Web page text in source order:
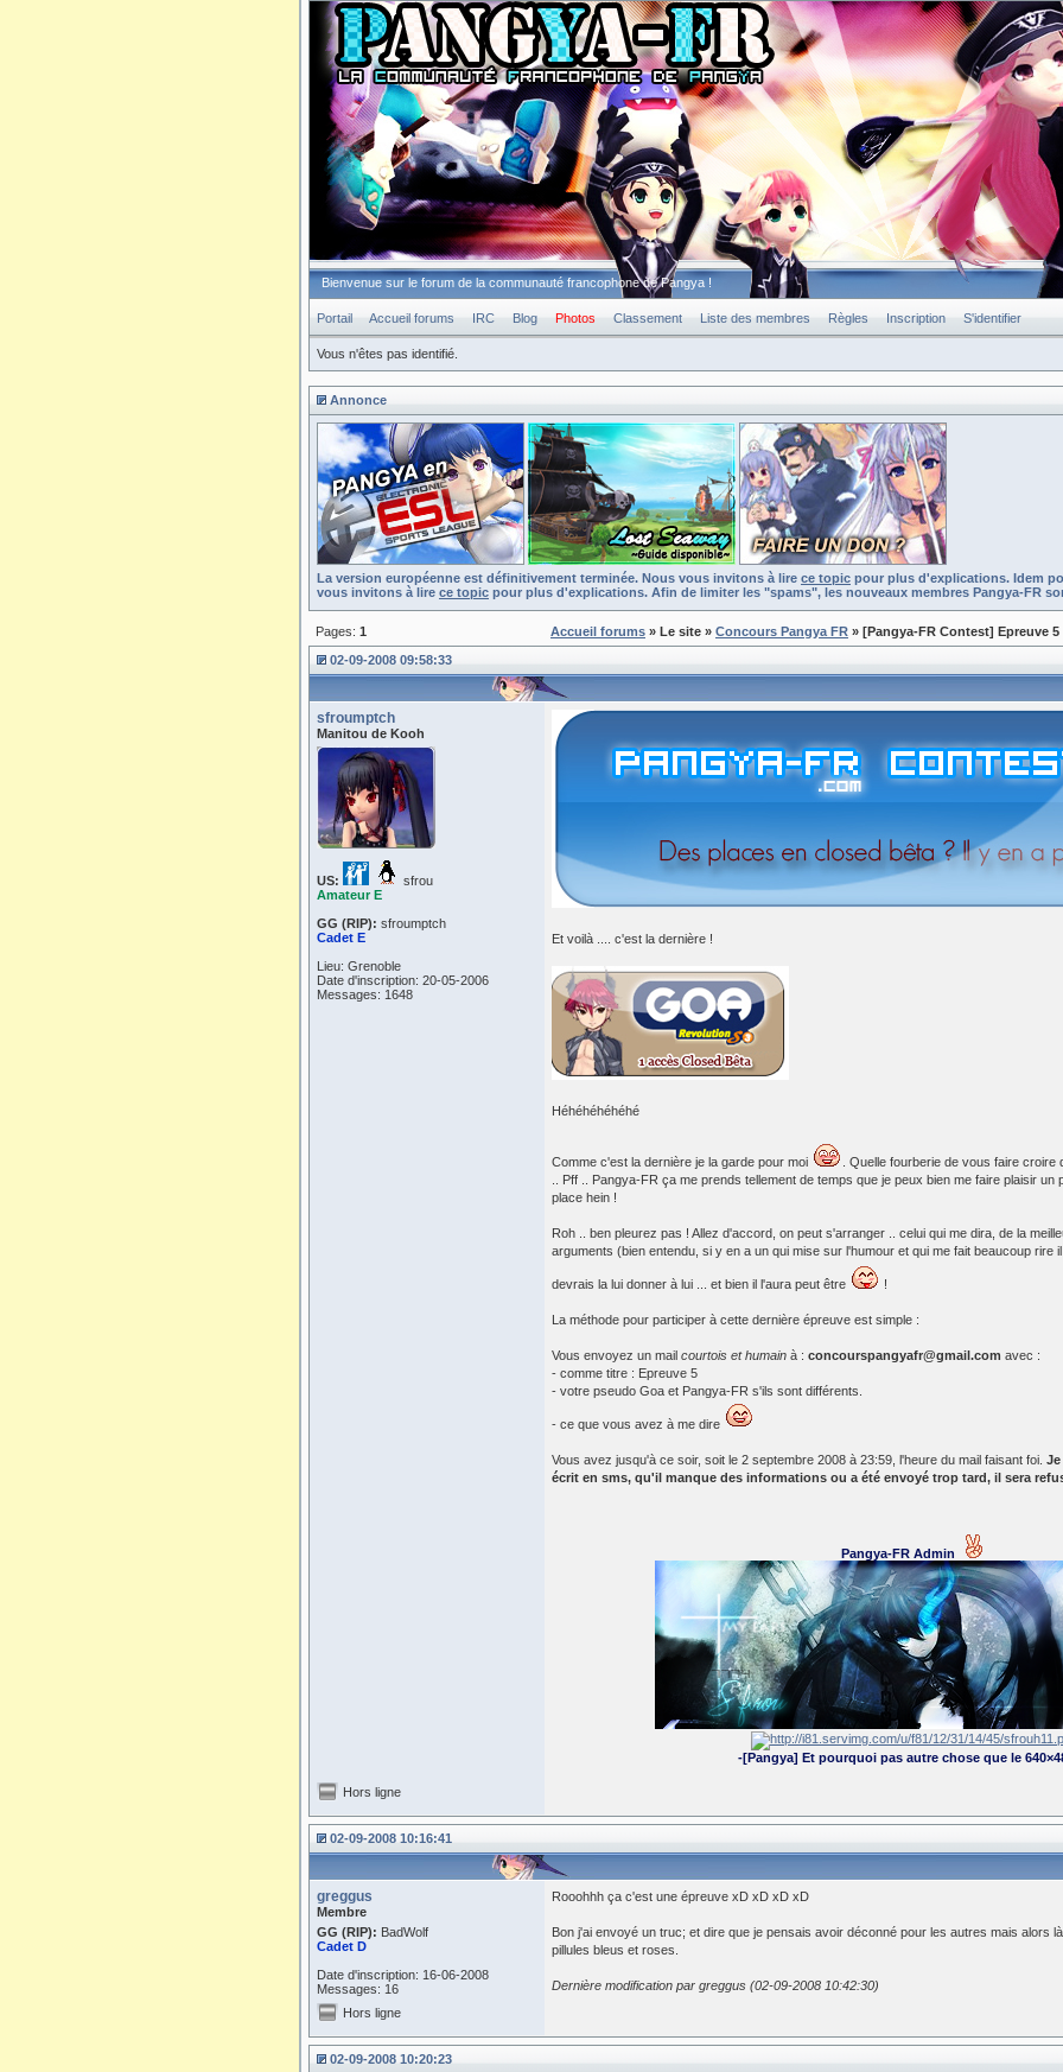
Bienvenue sur le forum de la communauté francophone de Pangya !
Portail Accueil forums IRC Blog Photos Classement Liste des membres Règles Inscription S'identifier
Vous n'êtes pas identifié.
Annonce
La version européenne est définitivement terminée. Nous vous invitons à lire ce topic pour plus d'explications. Idem
vous invitons à lire ce topic pour plus d'explications. Afin de limiter les "spams", les nouveaux membres Pangya-FR
Pages: 1 Accueil forums » Le site » Concours Pangya FR » [Pangya-FR Contest] Epreuve 5
02-09-2008 09:58:33
sfroumptch
Manitou de Kooh
US:
sfrou
Amateur E
GG (RIP): sfroumptch
Cadet E
Lieu: Grenoble
Date d'inscription: 20-05-2006
Messages: 1648
Et voilà .... c'est la dernière !
Héhéhéhéhéhé
Comme c'est la dernière je la garde pour moi
. Quelle fourberie de vous faire
.. Pff .. Pangya-FR ça me prends tellement de temps que je peux bien me faire plaisir un
place hein !
Roh .. ben pleurez pas ! Allez d'accord, on peut s'arranger .. celui qui me dira, de la
arguments (bien entendu, si y en a un qui mise sur l'humour et qui me fait beaucoup rire
devrais la lui donner à lui ... et bien il l'aura peut être !
La méthode pour participer à cette dernière épreuve est simple :
Vous envoyez un mail courtois et humain à : concourspangyafr@gmail.com avec :
- comme titre : Epreuve 5
- votre pseudo Goa et Pangya-FR s'ils sont différents.
- ce que vous avez à me dire
Vous avez jusqu'à ce soir, soit le 2 septembre 2008 à 23:59, l'heure du mail faisant foi.
écrit en sms, qu'il manque des informations ou a été envoyé trop tard, il sera
Pangya-FR Admin
-[Pangya] Et pourquoi pas autre chose que le
Hors ligne
02-09-2008 10:16:41
greggus
Membre
GG (RIP): BadWolf
Cadet D
Date d'inscription: 16-06-2008
Messages: 16
Rooohhh ça c'est une épreuve xD xD xD xD
Bon j'ai envoyé un truc; et dire que je pensais avoir déconné pour les autres mais alors
pillules bleus et roses.
Dernière modification par greggus (02-09-2008 10:42:30)
Hors ligne
02-09-2008 10:20:23